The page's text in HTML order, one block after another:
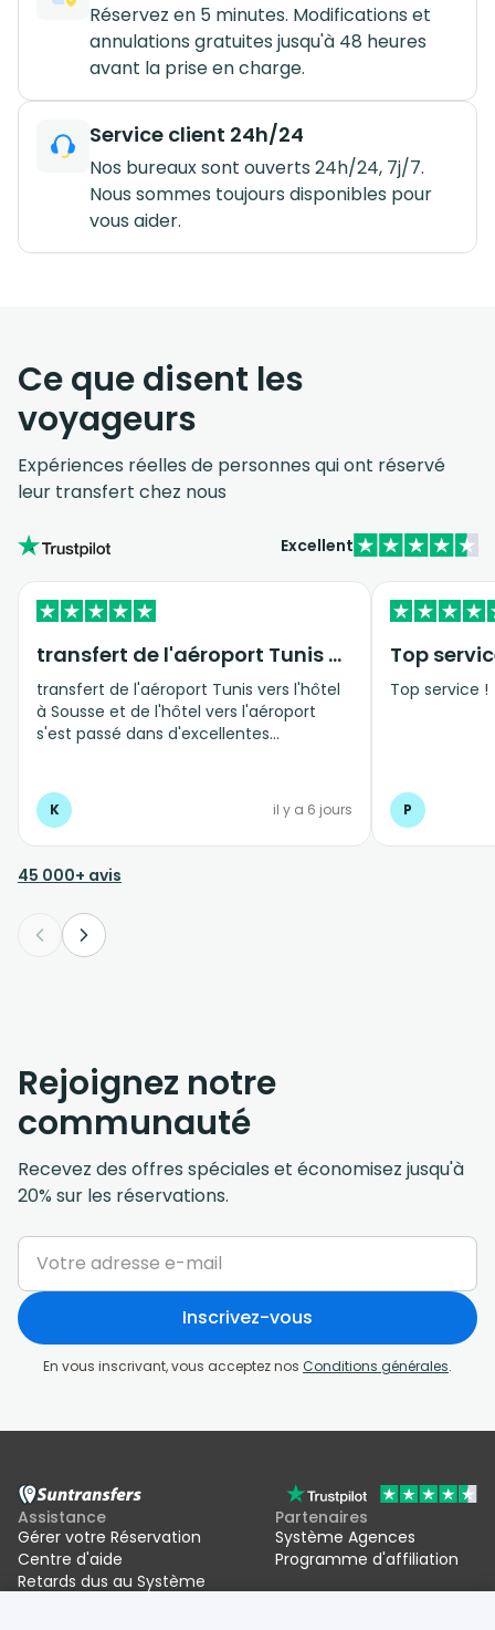
Réservez en 5 minutes. Modifications et
annulations gratuites jusqu'à 48 heures
avant la prise en charge.
Service client 24h/24
Nos bureaux sont ouverts 24h/24, 7j/7.
Nous sommes toujours disponibles pour
vous aider.
Ce que disent les
voyageurs
Expériences réelles de personnes qui ont réservé
leur transfert chez nous
Excellent
transfert de l'aéroport Tunis vers…
transfert de l'aéroport Tunis vers l'hôtel
à Sousse et de l'hôtel vers l'aéroport
s'est passé dans d'excellentes
K il y a 6 jours
Top
Top service !
P
45 000+ avis
Rejoignez notre
communauté
Recevez des offres spéciales et économisez jusqu'à
20% sur les réservations.
Inscrivez-vous
En vous inscrivant, vous acceptez nos Conditions générales.
Assistance
Gérer votre Réservation
Centre d'aide
Retards dus au Système
Partenaires
Système Agences
Programme d'affiliation